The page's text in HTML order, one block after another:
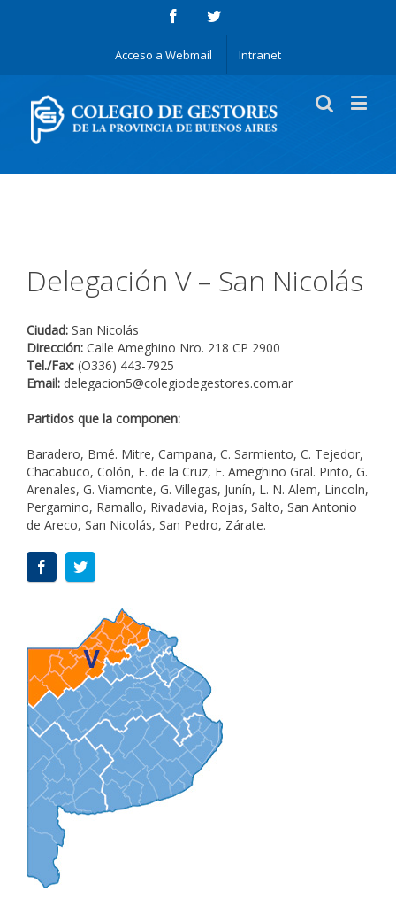
Acceso a Webmail Intranet
Delegación V – San Nicolás
Ciudad: San Nicolás
Dirección: Calle Ameghino Nro. 218 CP 2900
Tel./Fax: (O336) 443-7925
Email: delegacion5@colegiodegestores.com.ar
Partidos que la componen:
Baradero, Bmé. Mitre, Campana, C. Sarmiento, C. Tejedor,
Chacabuco, Colón, E. de la Cruz, F. Ameghino Gral. Pinto, G.
Arenales, G. Viamonte, G. Villegas, Junín, L. N. Alem, Lincoln,
Pergamino, Ramallo, Rivadavia, Rojas, Salto, San Antonio
de Areco, San Nicolás, San Pedro, Zárate.